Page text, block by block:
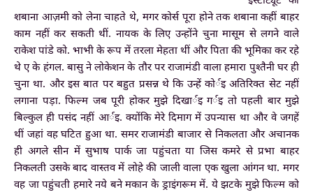
शबाना आज़मी को लेना चाहते थे, मगर कोर्स पूरा होने तक शबाना कहीं बाहर
काम नहीं कर सकती थीं. नायक के लिए उन्होंने चुना मासूम से लगने वाले
राकेश पांडे को. भाभी के रूप में तरला मेहता थीं और पिता की भूमिका कर रहे
थे ए के हंगल. बासु ने लोकेशन के तौर पर राजामंडी वाला हमारा पुश्तैनी घर ही
चुना था. और इस बात पर बहुत प्रसन्न थे कि उन्हें कोर्इ अतिरिक्त सेट नहीं
लगाना पड़ा. फिल्म जब पूरी होकर मुझे दिखार्इ गर्इ तो पहली बार मुझे
बिल्कुल ही पसंद नहीं आर्इ. क्योंकि मेरे दिमाग में उपन्यास था और वे जगहें
थीं जहां वह घटित हुआ था. समर राजामंडी बाजार से निकलता और अचानक
ही अगले सीन में सुभाष पार्क जा पहुंचता या जिस कमरे से प्रभा बाहर
निकलती उसके बाद वास्तव में लोहे की जाली वाला एक खुला आंगन था. मगर
वह जा पहुंचती हमारे नये बने मकान के ड्राइंगरूम में. ये झटके मुझे फिल्म को